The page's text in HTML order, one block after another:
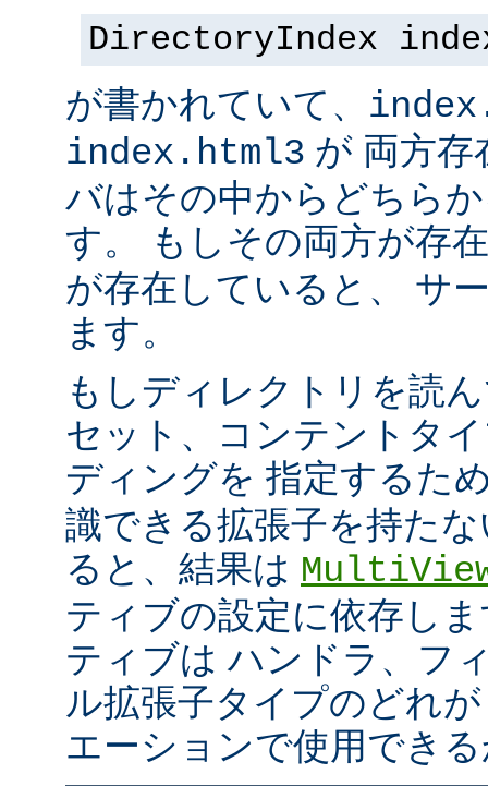
DirectoryIndex
が書かれていて、
index.html3 が 両方存
バはその中からどちら
す。 もしその両方が存
が存在していると、 サ
ます。
もしディレクトリを読
セット、コンテントタ
ディングを 指定するた
識できる拡張子を持た
ると、結果は
ティブの設定に依存し
ティブは ハンドラ、フ
ル拡張子タイプのどれ
エーションで使用でき